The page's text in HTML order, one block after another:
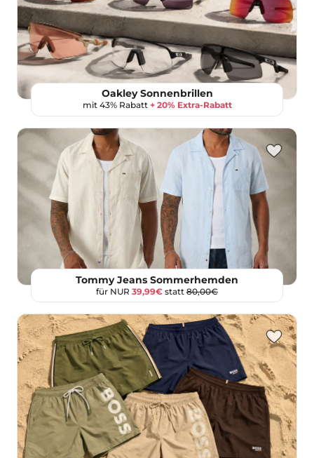
Oakley Sonnenbrillen
mit 43% Rabatt + 20% Extra-Rabatt
Tommy Jeans Sommerhemden
für NUR 39,99€ statt 80,00€